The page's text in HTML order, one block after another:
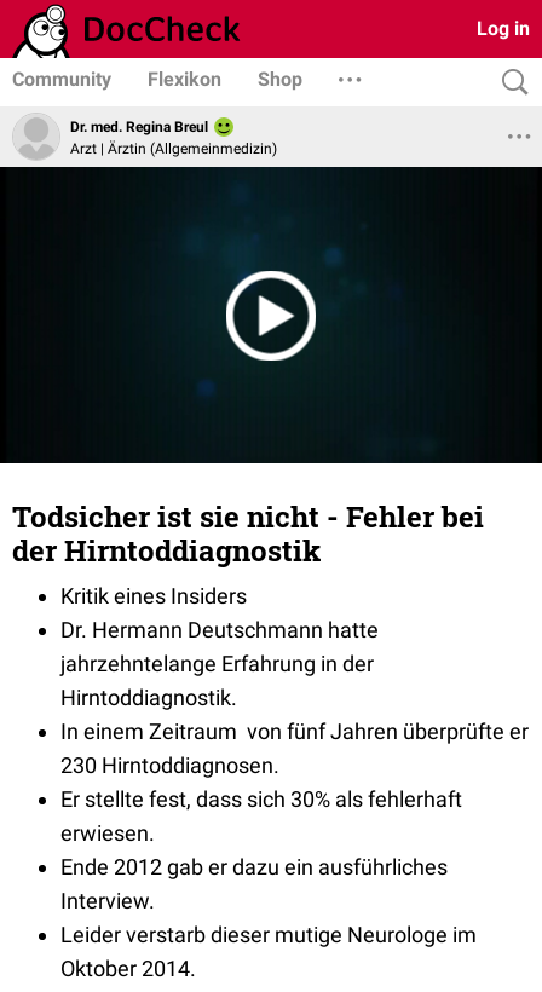
Log in
Community Flexikon Shop
Dr. med. Regina Breul
Arzt | Ärztin (Allgemeinmedizin)
Todsicher ist sie nicht - Fehler bei
der Hirntoddiagnostik
Kritik eines Insiders
Dr. Hermann Deutschmann hatte
jahrzehntelange Erfahrung in der
Hirntoddiagnostik.
In einem Zeitraum von fünf Jahren überprüfte er
230 Hirntoddiagnosen.
Er stellte fest, dass sich 30% als fehlerhaft
erwiesen.
Ende 2012 gab er dazu ein ausführliches
Interview.
Leider verstarb dieser mutige Neurologe im
Oktober 2014.